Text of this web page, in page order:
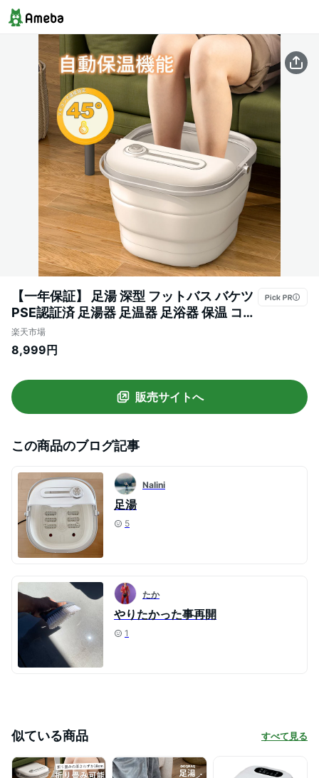
【一年保証】 足湯 深型 フットバス バケツ
PSE認証済 足湯器 足温器 足浴器 保温 コン
パクトボウル つぼ押し 足つぼ 足湯 足ぽっ
か フットケア 足湯バケツ 足つぼマット 足
気 暑さ対策 熱中症
楽天市場
8,999円
販売サイトへ
この商品のブログ記事
Nalini
足湯
5
たか
やりたかった事再開
1
似ている商品 すべて見る